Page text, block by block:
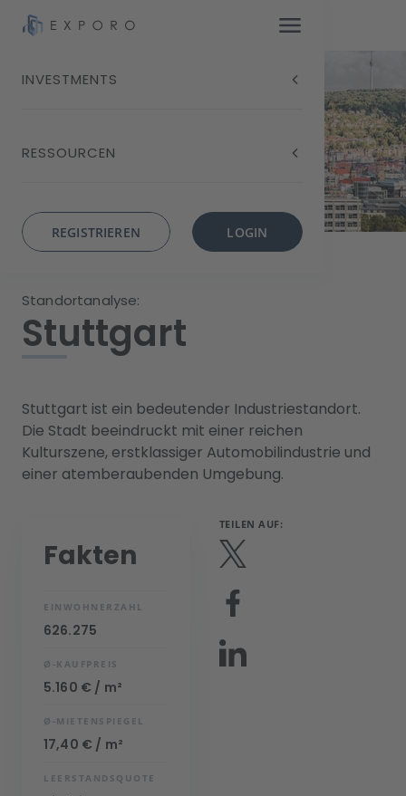
INVESTMENTS
RESSOURCEN
REGISTRIEREN LOGIN
Standortanalyse:
Stuttgart
Stuttgart ist ein bedeutender Industriestandort.
Die Stadt beeindruckt mit einer reichen
Kulturszene, erstklassiger Automobilindustrie und
einer atemberaubenden Umgebung.
Fakten
EINWOHNERZAHL
626.275
Ø-KAUFPREIS
5.160 € / m²
Ø-MIETENSPIEGEL
17,40 € / m²
LEERSTANDSQUOTE
TEILEN AUF: